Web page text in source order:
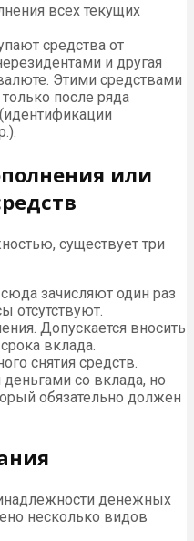
всех текущих
средства от
и другая
Этими средствами
после ряда
или
существует три
зачисляют один раз
отсутствуют.
Допускается вносить
вклада.
снятия средств.
со вклада, но
обязательно должен
денежных
несколько видов